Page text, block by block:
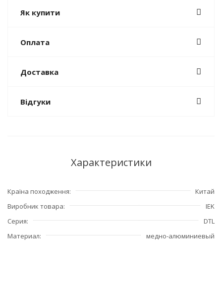
Як купити
Оплата
Доставка
Відгуки
Характеристики
Країна походження
Китай
Виробник товара
IEK
Серия
DTL
Материал
медно-алюминиевый